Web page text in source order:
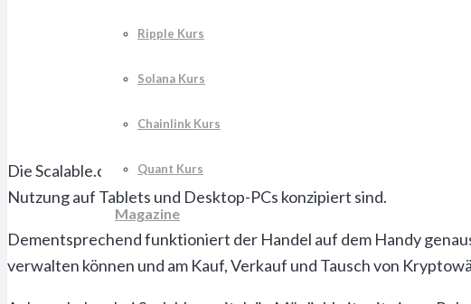
Ripple Kurs
Solana Kurs
Chainlink Kurs
Quant Kurs
Magazine
Die Scalable.capital Börse gehört zu den sogenannten
Nutzung auf Tablets und Desktop-PCs konzipiert sind.
Dementsprechend funktioniert der Handel auf dem Handy
verwalten können und am Kauf, Verkauf und Tausch von